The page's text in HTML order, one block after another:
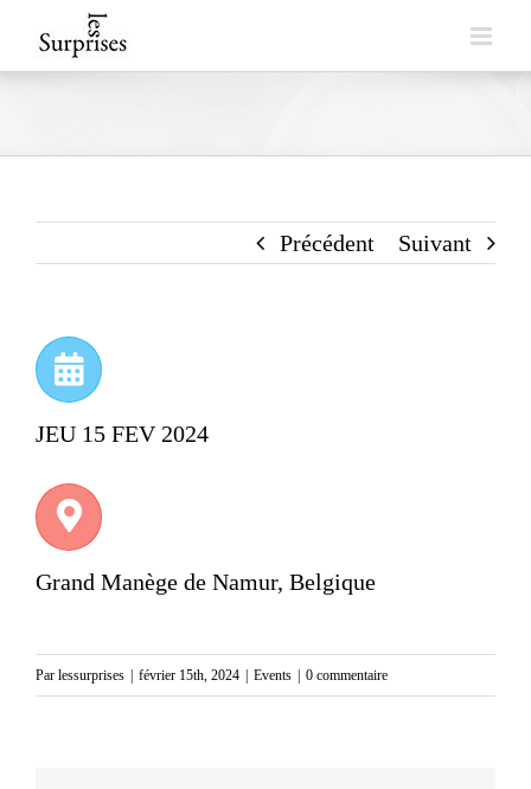
to
Précédent Suivant
JEU 15 FEV 2024
Grand Manège de Namur, Belgique
Par lessurprises | février 15th, 2024 | Events | 0 commentaire